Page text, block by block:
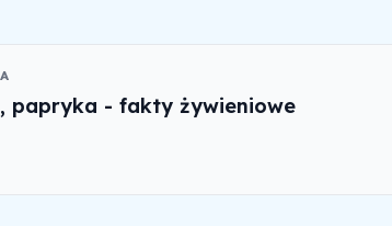
papryka - fakty żywieniowe